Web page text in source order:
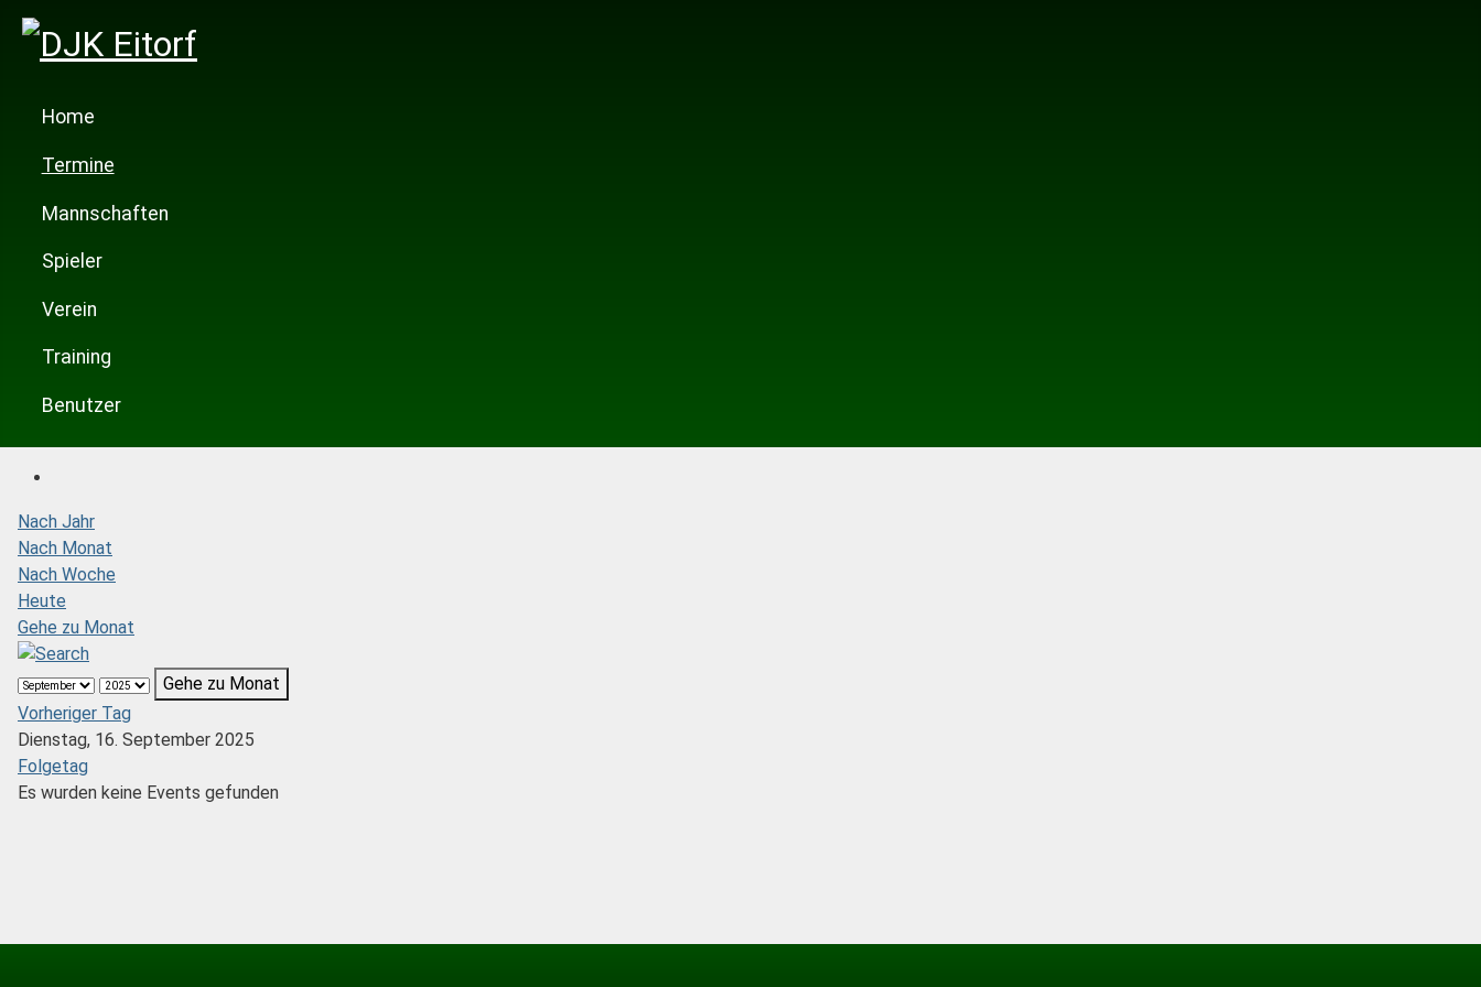
Home
Termine
Mannschaften
Spieler
Verein
Training
Benutzer
Nach Jahr
Nach Monat
Nach Woche
Heute
Gehe zu Monat
Gehe zu Monat
Vorheriger Tag
Dienstag, 16. September 2025
Folgetag
Es wurden keine Events gefunden